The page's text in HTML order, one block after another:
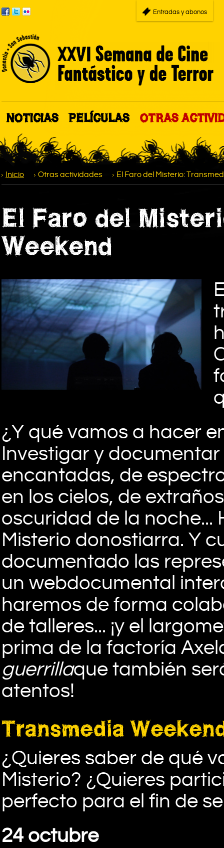
Entradas y abonos
NOTICIAS PELÍCULAS OTRAS
Inicio Otras actividades El Faro del Misterio:
El Faro del
Weekend
¿Y qué vamos a hacer
Investigar y
encantadas, de
en los cielos, de
oscuridad de la noche...
Misterio donostiarra. Y
documentado las
un webdocumental
haremos de forma
de talleres... ¡y el
prima de la factoría
guerrillaque también
atentos!
Transmedia
¿Quieres saber de qué
Misterio? ¿Quieres
perfecto para el fin de
24 octubre